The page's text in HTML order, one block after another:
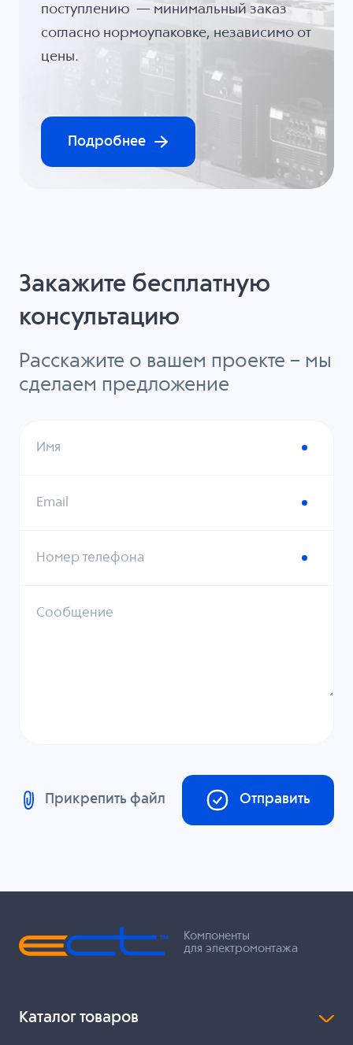
поступлению — минимальный заказ
согласно нормоупаковке, независимо от
цены.
Подробнее
Закажите бесплатную
консультацию
Расскажите о вашем проекте – мы
сделаем предложение
Имя
Email
Номер телефона
Сообщение
Прикрепить файл Отправить
Компоненты
для электромонтажа
Каталог товаров